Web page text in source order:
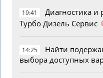
19:41
Диагностика и
Турбо Дизель Сервис
14:25
Найти
выбора доступных